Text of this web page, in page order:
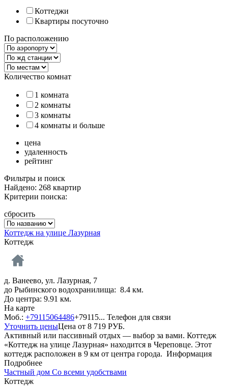
Коттеджи
Квартиры посуточно
По расположению
Количество комнат
1 комната
2 комнаты
3 комнаты
4 комнаты и больше
цена
удаленность
рейтинг
Фильтры и поиск
Найдено: 268 квартир
Критерии поиска:
сбросить
Коттедж на улице Лазурная
Коттедж
д. Ванеево, ул. Лазурная, 7
до Рыбинского водохранилища: 8.4 км.
До центра: 9.91 км.
На карте
Моб.: +79115064486+79115... Телефон для связи
Уточнить ценыЦена от 8 719 РУБ.
Активный или пассивный отдых — выбор за вами. Коттедж
«Коттедж на улице Лазурная» находится в Череповце. Этот
коттедж расположен в 9 км от центра города. Информация
Подробнее
Частный дом Со всеми удобствами
Коттедж